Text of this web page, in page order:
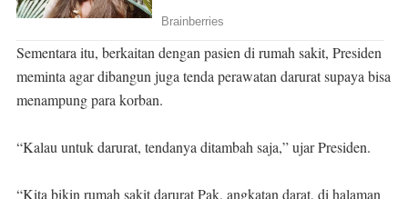
Sementara itu, berkaitan dengan pasien di rumah sakit, Presiden
meminta agar dibangun juga tenda perawatan darurat supaya bisa
menampung para korban.
“Kalau untuk darurat, tendanya ditambah saja,” ujar Presiden.
“Kita bikin rumah sakit darurat Pak, angkatan darat, di halaman